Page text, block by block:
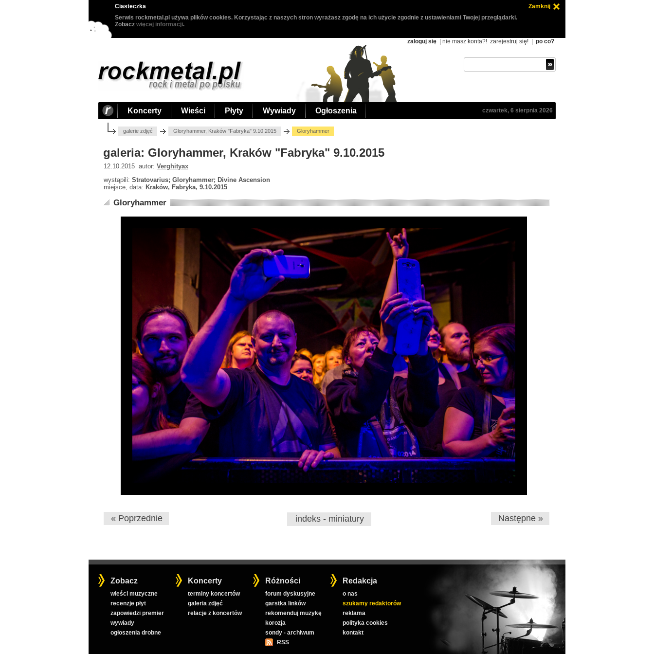
Ciasteczka
Zamknij
Serwis rockmetal.pl używa plików cookies. Korzystając z naszych stron wyrażasz zgodę na ich użycie zgodnie z ustawieniami Twojej przeglądarki.
Zobacz więcej informacji.
zaloguj się | nie masz konta?! zarejestruj się! po co?
Koncerty Wieści Płyty Wywiady Ogłoszenia czwartek, 6 sierpnia 2026
galerie zdjęć Gloryhammer, Kraków "Fabryka" 9.10.2015 Gloryhammer
galeria: Gloryhammer, Kraków "Fabryka" 9.10.2015
12.10.2015 autor: Verghityax
wystąpili: Stratovarius; Gloryhammer; Divine Ascension
miejsce, data: Kraków, Fabryka, 9.10.2015
Gloryhammer
« Poprzednie indeks - miniatury Następne »
Zobacz
wieści muzyczne
recenzje płyt
zapowiedzi premier
wywiady
ogłoszenia drobne
Koncerty
terminy koncertów
galeria zdjęć
relacje z koncertów
Różności
forum dyskusyjne
garstka linków
rekomenduj muzykę
korozja
sondy - archiwum
RSS
Redakcja
o nas
szukamy redaktorów
reklama
polityka cookies
kontakt